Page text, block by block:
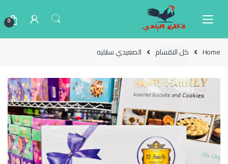
0
Home كل الاقسام الصعيدي سابليه